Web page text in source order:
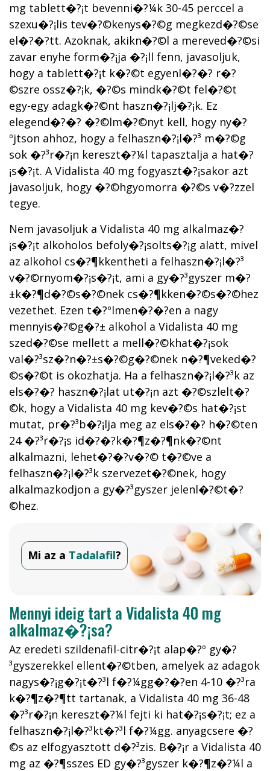
mg tablett�?¡t bevenni�?¼k 30-45 perccel a
szexu�?¡lis tev�?©kenys�?©g megkezd�?©se
el�?�?tt. Azoknak, akikn�?©l a mereved�?©si
zavar enyhe form�?¡ja �?¡ll fenn, javasoljuk,
hogy a tablett�?¡t k�?©t egyenl�?�? r�?
©szre ossz�?¡k, �?©s mindk�?©t fel�?©t
egy-egy adagk�?©nt haszn�?¡lj�?¡k. Ez
elegend�?�? �?©lm�?©nyt kell, hogy ny�?
ºjtson ahhoz, hogy a felhaszn�?¡l�?³ m�?©g
sok �?³r�?¡n kereszt�?¼l tapasztalja a hat�?
¡s�?¡t. A Vidalista 40 mg fogyaszt�?¡sakor azt
javasoljuk, hogy �?©hgyomorra �?©s v�?­zzel
tegye.
Nem javasoljuk a Vidalista 40 mg alkalmaz�?
¡s�?¡t alkoholos befoly�?¡solts�?¡g alatt, mivel
az alkohol cs�?¶kkentheti a felhaszn�?¡l�?³
v�?©rnyom�?¡s�?¡t, ami a gy�?³gyszer m�?
±k�?¶d�?©s�?©nek cs�?¶kken�?©s�?©hez
vezethet. Ezen t�?ºlmen�?�?en a nagy
mennyis�?©g�?± alkohol a Vidalista 40 mg
szed�?©se mellett a mell�?©khat�?¡sok
val�?³sz�?­n�?±s�?©g�?©nek n�?¶veked�?
©s�?©t is okozhatja. Ha a felhaszn�?¡l�?³k az
els�?�? haszn�?¡lat ut�?¡n azt �?©szlelt�?
©k, hogy a Vidalista 40 mg kev�?©s hat�?¡st
mutat, pr�?³b�?¡lja meg az els�?�? h�?©ten
24 �?³r�?¡s id�?�?k�?¶z�?¶nk�?©nt
alkalmazni, lehet�?�?v�?© t�?©ve a
felhaszn�?¡l�?³k szervezet�?©nek, hogy
alkalmazkodjon a gy�?³gyszer jelenl�?©t�?
©hez.
Mi az a Tadalafil?
Mennyi ideig tart a Vidalista 40 mg
alkalmaz�?¡sa?
Az eredeti szildenafil-citr�?¡t alap�?º gy�?
³gyszerekkel ellent�?©tben, amelyek az adagok
nagys�?¡g�?¡t�?³l f�?¼gg�?�?en 4-10 �?³ra
k�?¶z�?¶tt tartanak, a Vidalista 40 mg 36-48
�?³r�?¡n kereszt�?¼l fejti ki hat�?¡s�?¡t; ez a
felhaszn�?¡l�?³kt�?³l f�?¼gg. anyagcsere �?
©s az elfogyasztott d�?³zis. B�?¡r a Vidalista 40
mg az �?¶sszes ED gy�?³gyszer k�?¶z�?¼l a